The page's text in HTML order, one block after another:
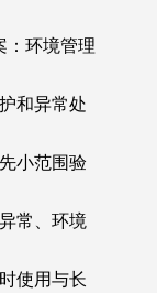
环境管理
和异常处
小范围验
常、环境
使用与长